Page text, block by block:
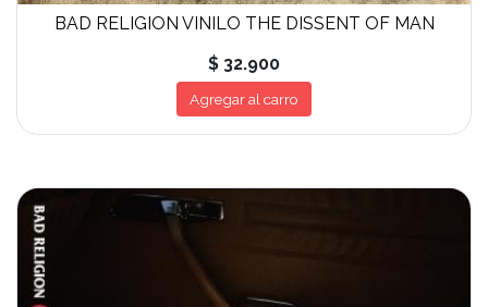
BAD RELIGION VINILO THE DISSENT OF MAN
$ 32.900
Agregar al carro